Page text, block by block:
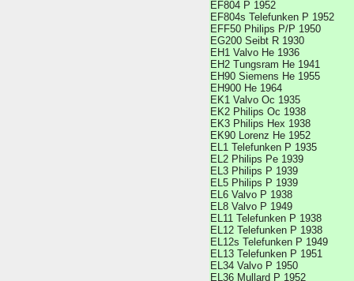
EF804 P 1952
EF804s Telefunken P 1952
EFF50 Philips P/P 1950
EG200 Seibt R 1930
EH1 Valvo He 1936
EH2 Tungsram He 1941
EH90 Siemens He 1955
EH900 He 1964
EK1 Valvo Oc 1935
EK2 Philips Oc 1938
EK3 Philips Hex 1938
EK90 Lorenz He 1952
EL1 Telefunken P 1935
EL2 Philips Pe 1939
EL3 Philips P 1939
EL5 Philips P 1939
EL6 Valvo P 1938
EL8 Valvo P 1949
EL11 Telefunken P 1938
EL12 Telefunken P 1938
EL12s Telefunken P 1949
EL13 Telefunken P 1951
EL34 Valvo P 1950
EL36 Mullard P 1952